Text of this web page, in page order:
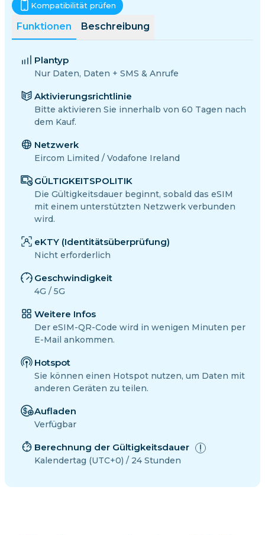
Funktionen Beschreibung
Kompatibilität prüfen
Plantyp
Nur Daten, Daten + SMS & Anrufe
Aktivierungsrichtlinie
Bitte aktivieren Sie innerhalb von 60 Tagen nach
dem Kauf.
Netzwerk
Eircom Limited / Vodafone Ireland
GÜLTIGKEITSPOLITIK
Die Gültigkeitsdauer beginnt, sobald das eSIM
mit einem unterstützten Netzwerk verbunden
wird.
eKTY (Identitätsüberprüfung)
Nicht erforderlich
Geschwindigkeit
4G / 5G
Weitere Infos
Der eSIM-QR-Code wird in wenigen Minuten per
E-Mail ankommen.
Hotspot
Sie können einen Hotspot nutzen, um Daten mit
anderen Geräten zu teilen.
Aufladen
Verfügbar
Berechnung der Gültigkeitsdauer
Kalendertag (UTC+0) / 24 Stunden